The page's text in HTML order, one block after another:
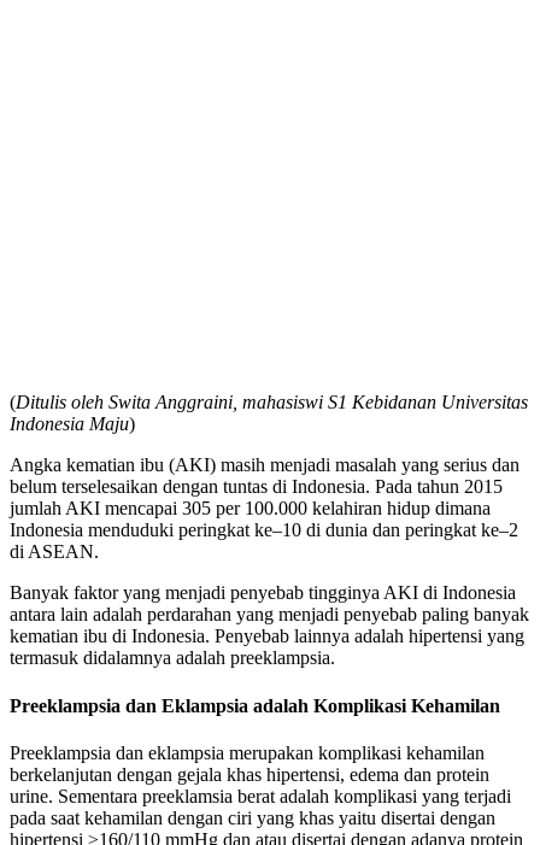
(Ditulis oleh Swita Anggraini, mahasiswi S1 Kebidanan Universitas
Indonesia Maju)
Angka kematian ibu (AKI) masih menjadi masalah yang serius dan
belum terselesaikan dengan tuntas di Indonesia. Pada tahun 2015
jumlah AKI mencapai 305 per 100.000 kelahiran hidup dimana
Indonesia menduduki peringkat ke–10 di dunia dan peringkat ke–2
di ASEAN.
Banyak faktor yang menjadi penyebab tingginya AKI di Indonesia
antara lain adalah perdarahan yang menjadi penyebab paling banyak
kematian ibu di Indonesia. Penyebab lainnya adalah hipertensi yang
termasuk didalamnya adalah preeklampsia.
Preeklampsia dan Eklampsia adalah Komplikasi Kehamilan
Preeklampsia dan eklampsia merupakan komplikasi kehamilan
berkelanjutan dengan gejala khas hipertensi, edema dan protein
urine. Sementara preeklamsia berat adalah komplikasi yang terjadi
pada saat kehamilan dengan ciri yang khas yaitu disertai dengan
hipertensi ≥160/110 mmHg dan atau disertai dengan adanya protein